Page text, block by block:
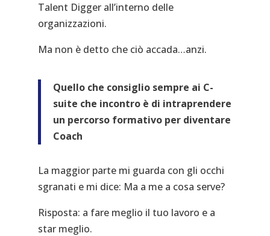
Talent Digger all’interno delle
organizzazioni.
Ma non è detto che ciò accada…anzi.
Quello che consiglio sempre ai C-
suite che incontro è di intraprendere
un percorso formativo per diventare
Coach
La maggior parte mi guarda con gli occhi
sgranati e mi dice: Ma a me a cosa serve?
Risposta: a fare meglio il tuo lavoro e a
star meglio.